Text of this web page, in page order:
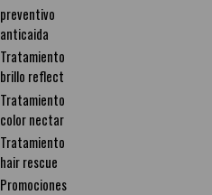
preventivo
anticaida
Tratamiento
brillo reflect
Tratamiento
color nectar
Tratamiento
hair rescue
Promociones